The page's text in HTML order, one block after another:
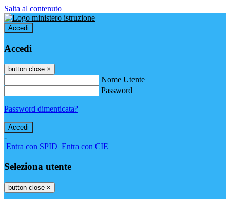
Salta al contenuto
Accedi
Accedi
button close ×
Nome Utente
Password
Password dimenticata?
-
Entra con SPID Entra con CIE
Seleziona utente
button close ×